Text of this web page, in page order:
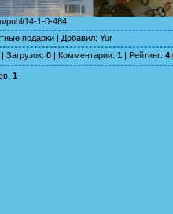
publ/14-1-0-484
подарки | Добавил: Yur
| Загрузок: 0 | Комментарии: 1 | Рейтинг:
: 1